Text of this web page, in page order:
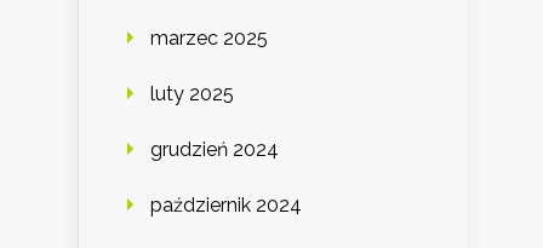
marzec 2025
luty 2025
grudzień 2024
październik 2024